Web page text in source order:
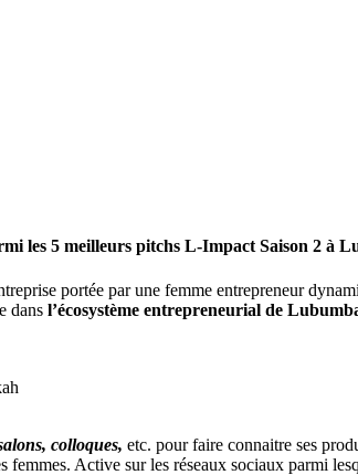
les 5 meilleurs pitchs L-Impact Saison 2 à
portée par une femme entrepreneur
dans l’écosystème entrepreneurial de
colloques, etc. pour faire connaitre ses
femmes. Active sur les réseaux sociaux parmi